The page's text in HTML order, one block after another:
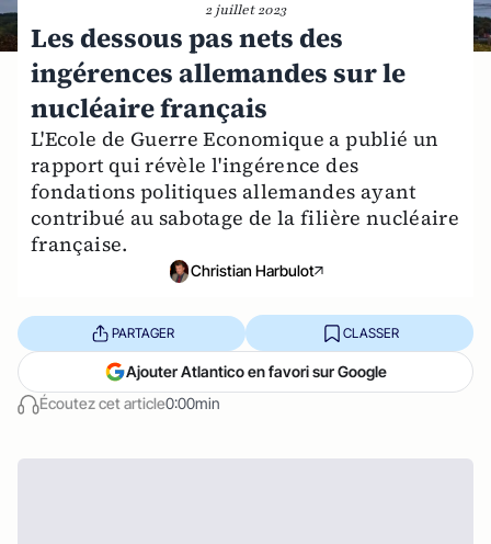
2 juillet 2023
Les dessous pas nets des
ingérences allemandes sur le
nucléaire français
L'Ecole de Guerre Economique a publié un
rapport qui révèle l'ingérence des
fondations politiques allemandes ayant
contribué au sabotage de la filière nucléaire
française.
Christian Harbulot
Écoutez cet article0:00min
PARTAGER CLASSER
Ajouter Atlantico en favori sur Google